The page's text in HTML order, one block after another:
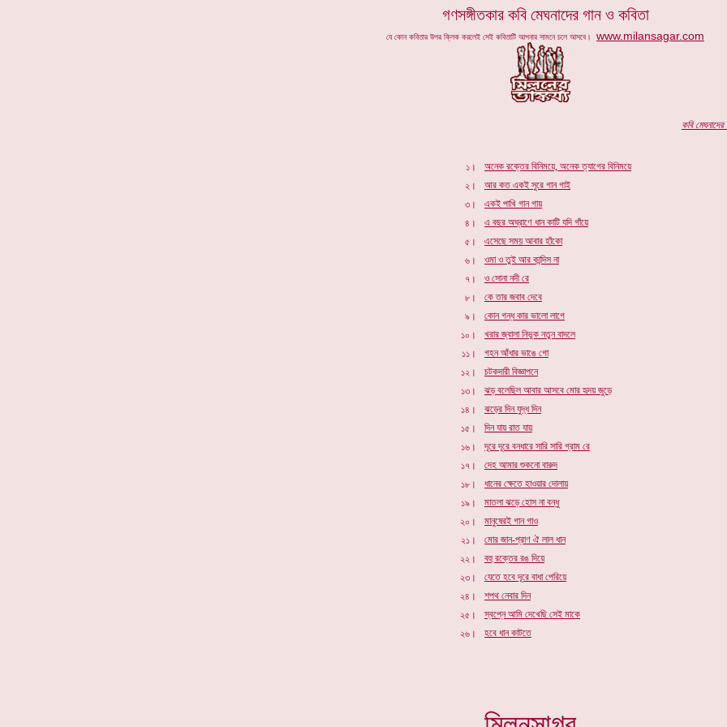
গণসঙ্গীতকার কবি মেঘনাদের গান ও কবিতা
যে কোন কবিতার উপর ক্লিক করলেই সেই কবিতাটি আপনার সামনে চলে আসবে। www.milansagar.com
কবিমেঘনাদের
অনেক রক্তের বিনিময়ে, অনেক ত্যাগের বিনিময়ে
আর কত একই সুরে গান গাই
একই পাখি গান গায়
এ বছর অঘ্রাণে ধান কাটি যদি গাঁয়ে
এসেছে সময় আবার হাঁকো
ওমা ও তুই আর কান্দিস না
ও সোনা নদী রে
কে তার জবাব দেবে
কোন গন্ধ কার ভালো লাগে
খরার জ্বালা নিভুক নতুন বাদলে
গহন আঁধার ভাঙে গো
চটকদারী বিজ্ঞাপনে
ঝড় বলেছিল আবার আসবে মোর হৃদয় জুড়ে
ঝড়ের দিন যুদ্ধ দিন
দিন যায় রাত যায়
দূরে দূরে বনধারে সারি সারি গ্রাম রে
দেহ আমার শুকনো বারুদ
ধানের ক্ষেতে হাওয়ার দোলায়
মাতলা ঝড়ে হোস না বন্ধু
মানুষেরই গান গাও
মোর জান-প্রাণ ঐ লাল ধান
বহু রক্তের রঙ দিয়ে
যেতে হবে দূরে বাধা পেরিয়ে
শপথ নেবার দিন
স্বপ্নে আমি দেখেছি সেই মাকে
হবে ধান কাটতে
১।
২।
৩।
৪।
৫।
৬।
৭।
৮।
৯।
১০।
১১।
১২।
১৩।
১৪।
১৫।
১৬।
১৭।
১৮।
১৯।
২০।
২১।
২২।
২৩।
২৪।
২৫।
২৬।